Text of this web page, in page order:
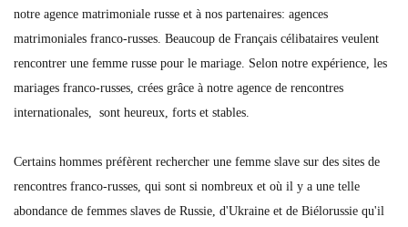
notre agence matrimoniale russe et à nos partenaires: agences
matrimoniales franco-russes. Beaucoup de Français célibataires veulent
rencontrer une femme russe pour le mariage. Selon notre expérience, les
mariages franco-russes, crées grâce à notre agence de rencontres
internationales, sont heureux, forts et stables.
Certains hommes préfèrent rechercher une femme slave sur des sites de
rencontres franco-russes, qui sont si nombreux et où il y a une telle
abondance de femmes slaves de Russie, d'Ukraine et de Biélorussie qu'il